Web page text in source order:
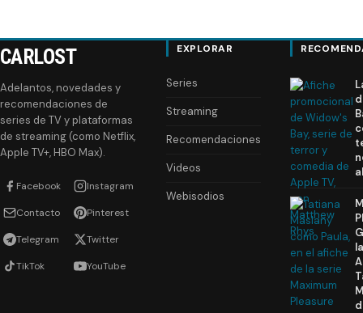
CARLOST
Adelantos, novedades y
recomendaciones de
series de TV y plataformas
de streaming (como Netflix,
Apple TV+, HBO Max).
Facebook Instagram
Contacto Pinterest
Telegram Twitter
TikTok YouTube
EXPLORAR
Series
Streaming
Recomendaciones
Videos
Webisodios